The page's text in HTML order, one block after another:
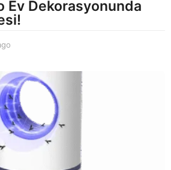
Ev Dekorasyonunda
a
g
o